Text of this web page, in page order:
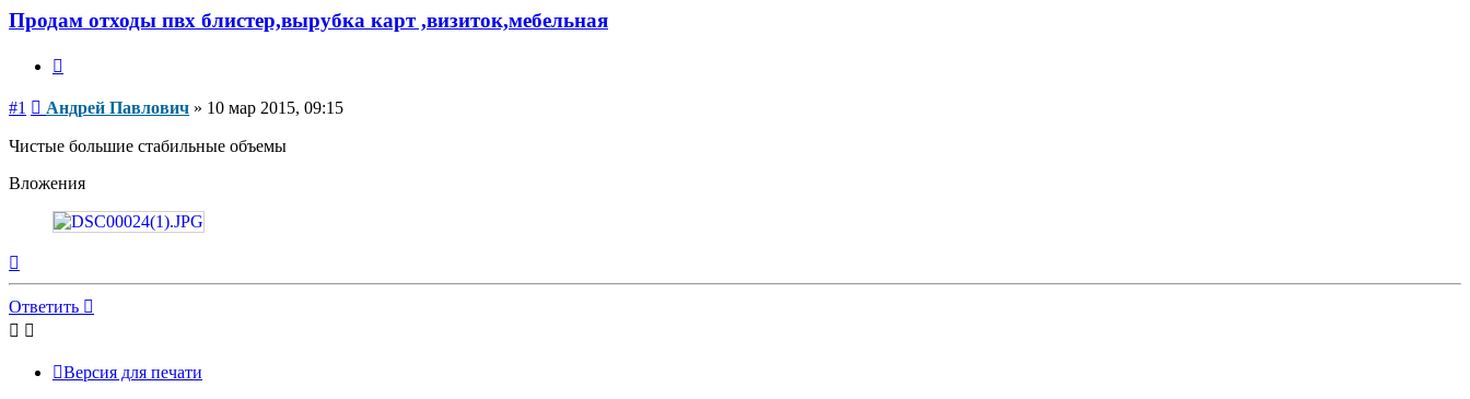
Продам отходы пвх блистер,вырубка карт ,визиток,мебельная
#1 Сообщение
Андрей Павлович » 10 мар 2015, 09:15
Чистые большие стабильные объемы
Вложения
началу
Ответить
Версия для печати